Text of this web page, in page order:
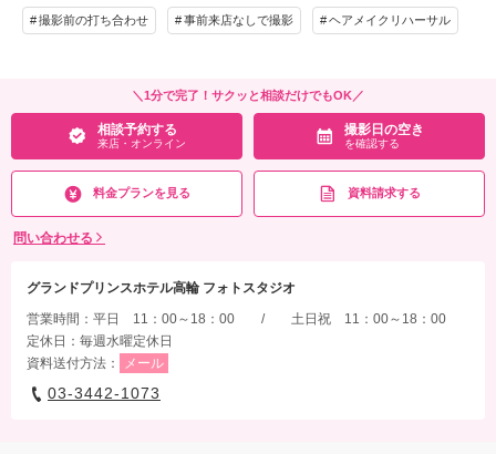
撮影前の打ち合わせ 事前来店なしで撮影 ヘアメイクリハーサル
＼1分で完了！サクッと相談だけでもOK／
相談予約する
来店・オンライン
撮影日の空き
を確認する
料金プランを見る 資料請求する
問い合わせる
グランドプリンスホテル高輪 フォトスタジオ
営業時間：平日 11：00～18：00 / 土日祝 11：00～18：00
定休日：毎週水曜定休日
資料送付方法：
メール
03-3442-1073